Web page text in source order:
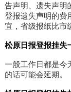
告声明、遗失声明
登报遗失声明的费
宜，省级报纸比市
松原日报登报挂失
一般工作日都是今
的话可能会延期。